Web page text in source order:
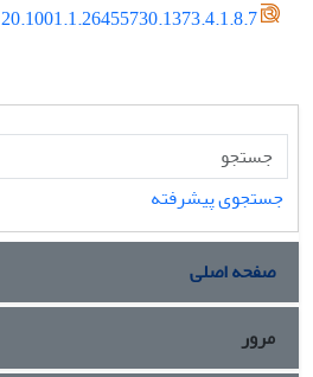
20.1001.1.26455730.1373.4.1.8.7
جستجوی پیشرفته
صفحه اصلی
مرور